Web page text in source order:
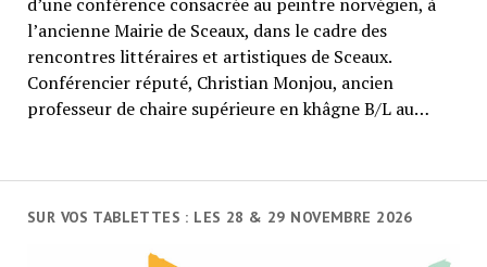
SUR VOS TABLETTES : LES 28 & 29 NOVEMBRE 2026
l’ancienne Mairie de Sceaux, dans le cadre des
rencontres littéraires et artistiques de Sceaux.
Conférencier réputé, Christian Monjou, ancien
professeur de chaire supérieure en khâgne B/L au…